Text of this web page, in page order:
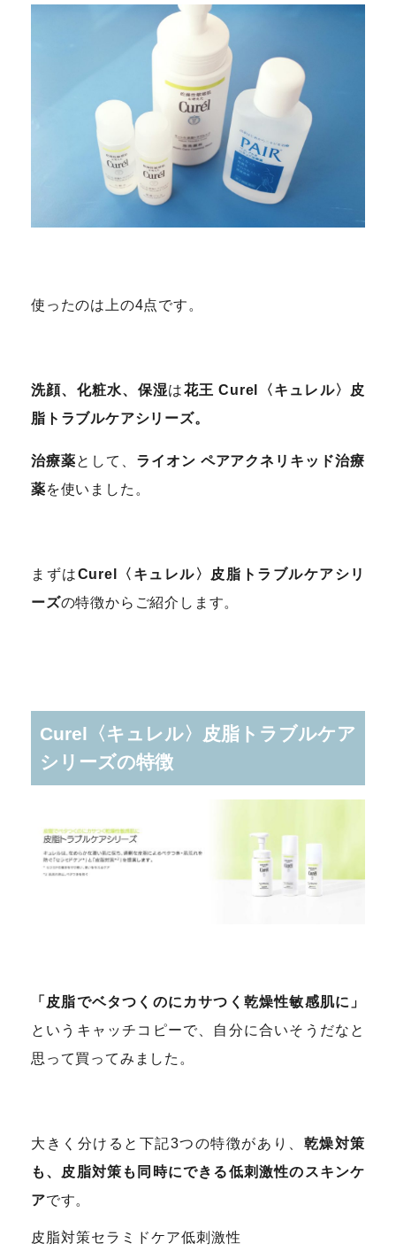
使ったのは上の4点です。
洗顔、化粧水、保湿は花王 Curel〈キュレル〉皮
脂トラブルケアシリーズ。
治療薬として、 ライオン ペアアクネリキッド治療
薬を使いました。
まずはCurel〈キュレル〉皮脂トラブルケアシリ
ーズの特徴からご紹介します。
Curel〈キュレル〉皮脂トラブルケア
シリーズの特徴
「皮脂でベタつくのにカサつく乾燥性敏感肌に」
というキャッチコピーで、自分に合いそうだなと
思って買ってみました。
大きく分けると下記3つの特徴があり、 乾燥対策
も、皮脂対策も同時にできる低刺激性のスキンケ
アです。
皮脂対策セラミドケア低刺激性